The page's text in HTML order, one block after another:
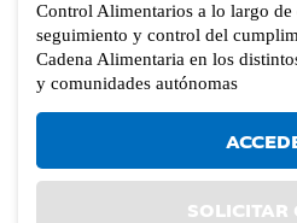
Control Alimentarios a lo largo de
seguimiento y control del
Cadena Alimentaria en los
y comunidades autónomas
SOLICITAR